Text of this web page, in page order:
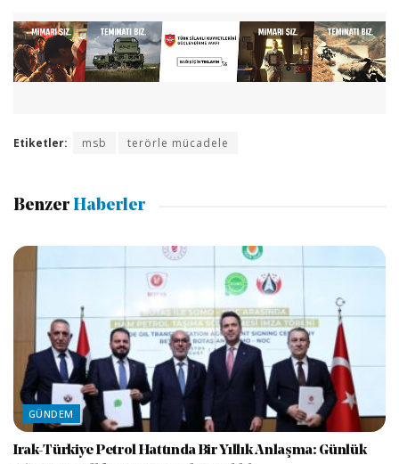
Etiketler: msb terörle mücadele
Benzer Haberler
GÜNDEM
Irak-Türkiye Petrol Hattında Bir Yıllık Anlaşma: Günlük